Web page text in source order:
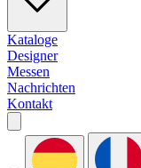
Kataloge
Designer
Messen
Nachrichten
Kontakt